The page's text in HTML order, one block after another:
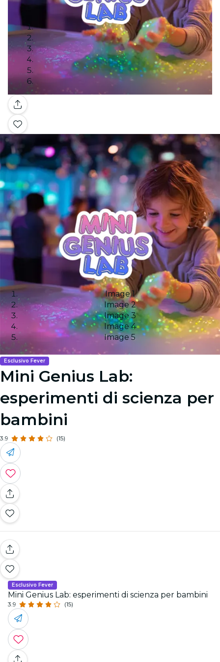
Galleria
Image 1
Image 2
Image 3
Image 4
Image 5
Esclusivo Fever
Mini Genius Lab:
esperimenti di scienza per
bambini
3.9 (15)
Esclusivo Fever
Mini Genius Lab: esperimenti di scienza per bambini
3.9 (15)